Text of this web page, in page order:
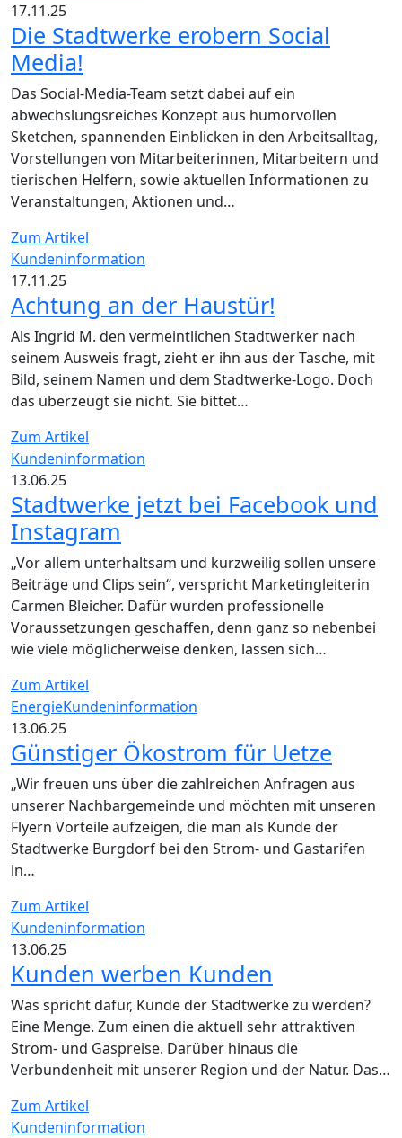
17.11.25
Die Stadtwerke erobern Social
Media!
Das Social-Media-Team setzt dabei auf ein
abwechslungsreiches Konzept aus humorvollen
Sketchen, spannenden Einblicken in den Arbeitsalltag,
Vorstellungen von Mitarbeiterinnen, Mitarbeitern und
tierischen Helfern, sowie aktuellen Informationen zu
Veranstaltungen, Aktionen und…
Zum Artikel
Kundeninformation
17.11.25
Achtung an der Haustür!
Als Ingrid M. den vermeintlichen Stadtwerker nach
seinem Ausweis fragt, zieht er ihn aus der Tasche, mit
Bild, seinem Namen und dem Stadtwerke-Logo. Doch
das überzeugt sie nicht. Sie bittet…
Zum Artikel
Kundeninformation
13.06.25
Stadtwerke jetzt bei Facebook und
Instagram
„Vor allem unterhaltsam und kurzweilig sollen unsere
Beiträge und Clips sein“, verspricht Marketingleiterin
Carmen Bleicher. Dafür wurden professionelle
Voraussetzungen geschaffen, denn ganz so nebenbei
wie viele möglicherweise denken, lassen sich…
Zum Artikel
EnergieKundeninformation
13.06.25
Günstiger Ökostrom für Uetze
„Wir freuen uns über die zahlreichen Anfragen aus
unserer Nachbargemeinde und möchten mit unseren
Flyern Vorteile aufzeigen, die man als Kunde der
Stadtwerke Burgdorf bei den Strom- und Gastarifen
in…
Zum Artikel
Kundeninformation
13.06.25
Kunden werben Kunden
Was spricht dafür, Kunde der Stadtwerke zu werden?
Eine Menge. Zum einen die aktuell sehr attraktiven
Strom- und Gaspreise. Darüber hinaus die
Verbundenheit mit unserer Region und der Natur. Das…
Zum Artikel
Kundeninformation